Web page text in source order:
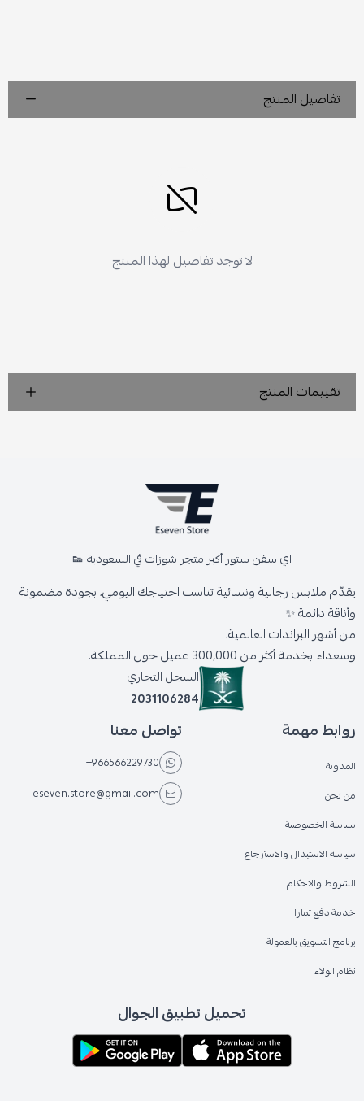
تفاصيل المنتج
لا توجد تفاصيل لهذا المنتج
تقييمات المنتج
اي سفن ستور أكبر متجر شوزات في السعودية 👟
يقدّم ملابس رجالية ونسائية تناسب احتياجك اليومي، بجودة مضمونة
وأناقة دائمة ✨
من أشهر البراندات العالمية،
وسعداء بخدمة أكثر من 300,000 عميل حول المملكة.
السجل التجاري
2031106284
روابط مهمة
المدونة
من نحن
سياسة الخصوصية
سياسة الاستبدال والاسترجاع
الشروط والاحكام
خدمة دفع تمارا
برنامج التسويق بالعمولة
نظام الولاء
تواصل معنا
+966566229730
eseven.store@gmail.com
تحميل تطبيق الجوال